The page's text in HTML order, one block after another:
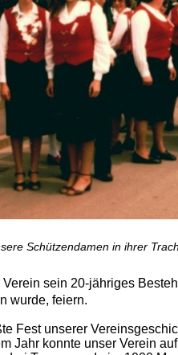
Schützendamen in ihrer
sein 20-jähriges
wurde, feiern.
Fest unserer
Jahr konnte unser Verein